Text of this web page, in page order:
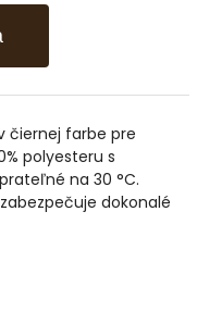
čiernej farbe pre
polyesteru s
na 30 °C.
dokonalé